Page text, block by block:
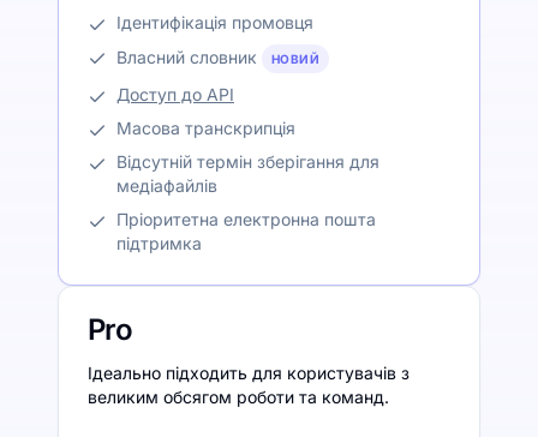
Ідентифікація промовця
Власний словник
НОВИЙ
Доступ до API
Масова транскрипція
Відсутній термін зберігання для
медіафайлів
Пріоритетна електронна пошта
підтримка
Pro
Ідеально підходить для користувачів з
великим обсягом роботи та команд.